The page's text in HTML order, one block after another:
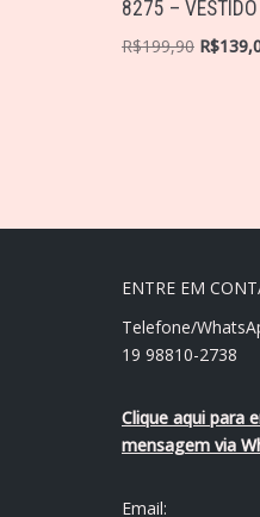
8275 –
R$199,90 R$
ENTRE EM
Telefone/
19 98810-2738
Clique aqui para
mensagem via
Email: